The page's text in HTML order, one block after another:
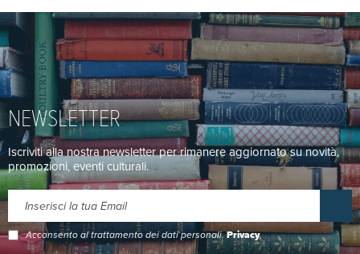
NEWSLETTER
Iscriviti alla nostra newsletter per rimanere aggiornato su novità,
promozioni, eventi culturali.
Acconsento al trattamento dei dati personali.Privacy